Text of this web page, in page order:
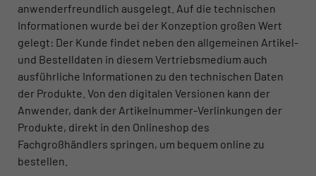
anwenderfreundlich ausgelegt. Auf die technischen
Informationen wurde bei der Konzeption großen Wert
gelegt: Der Kunde findet neben den allgemeinen Artikel-
und Bestelldaten in diesem Vertriebsmedium auch
ausführliche Informationen zu den technischen Daten
der Produkte. Von den digitalen Versionen kann der
Anwender, dank der Artikelnummer-Verlinkungen der
Produkte, direkt in den Onlineshop des
Fachgroßhändlers springen, um bequem online zu
bestellen.